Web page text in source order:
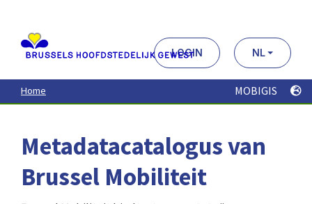
contenu
principal
LOGIN NL
Home MOBIGIS
Metadatacatalogus van
Brussel Mobiliteit